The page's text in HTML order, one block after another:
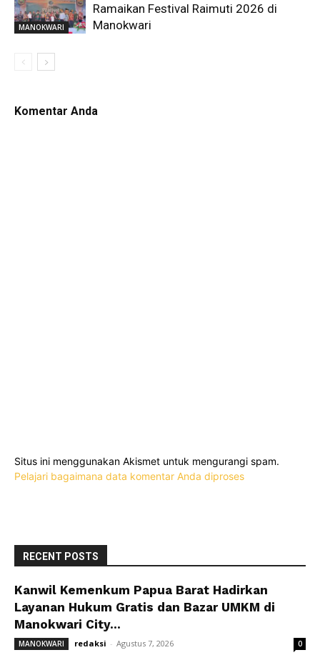
MANOKWARI
Ramaikan Festival Raimuti 2026 di
Manokwari
Komentar Anda
Situs ini menggunakan Akismet untuk mengurangi spam.
Pelajari bagaimana data komentar Anda diproses
RECENT POSTS
Kanwil Kemenkum Papua Barat Hadirkan
Layanan Hukum Gratis dan Bazar UMKM di
Manokwari City...
MANOKWARI redaksi - Agustus 7, 2026 0